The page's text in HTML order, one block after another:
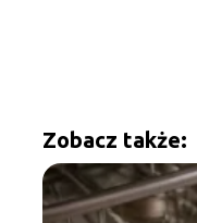
Zobacz także: